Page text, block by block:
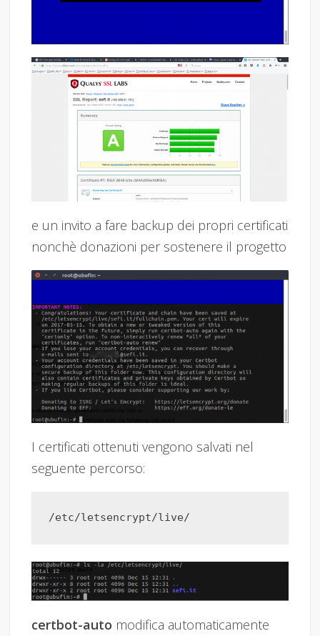
e un invito a fare backup dei propri certificati
nonchè donazioni per sostenere il progetto
I certificati ottenuti vengono salvati nel
seguente percorso:
certbot-auto modifica automaticamente